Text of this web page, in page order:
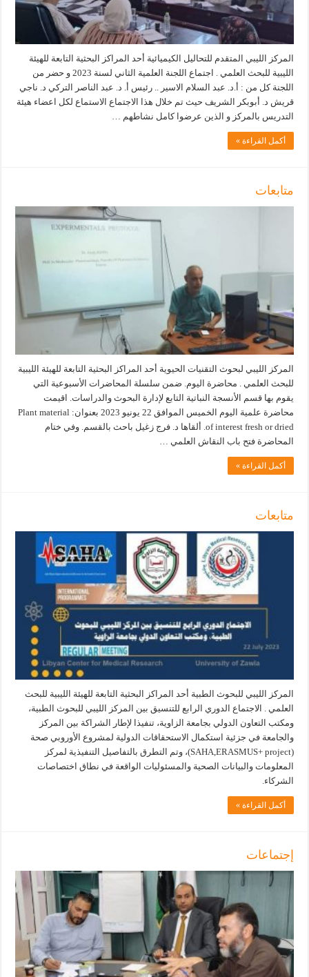
المركز الليبي المتقدم للتحاليل الكيميائية أحد المراكز البحثية التابعة للهيئة
الليبية للبحث العلمي . اجتماع اللجنة العلمية الثاني لسنة 2023 و حضر من
اللجنة كل من : أ.د. عبد السلام الاسير .. رئيس أ. د. عبد الناصر التركي د. ناجي
قريش د. أبوبكر الشريف حيث تم خلال هذا الاجتماع الاستماع لكل اعضاء هيئة
التدريس بالمركز و الذين عرضوا كامل نشاطهم …
أكمل القراءة »
متابعات
المركز الليبي لبحوث التقنيات الحيوية أحد المراكز البحثية التابعة للهيئة الليبية
للبحث العلمي . محاضرة اليوم. ضمن سلسلة المحاضرات الأسبوعية التي
يقوم بها قسم الأنسجة النباتية التابع لإدارة البحوث والدراسات. اقيمت
محاضرة علمية اليوم الخميس الموافق 22 يونيو 2023 بعنوان: Plant material
of interest fresh or dried. ألقاها د. فرج زغيل باحث بالقسم. وفي ختام
المحاضرة فتح باب النقاش العلمي …
أكمل القراءة »
متابعات
المركز الليبي للبحوث الطبية أحد المراكز البحثية التابعة للهيئة الليبية للبحث
العلمي . الاجتماع الدوري الرابع للتنسيق بين المركز الليبي للبحوث الطبية،
ومكتب التعاون الدولي بجامعة الزاوية، تنفيذا لإطار الشراكة بين المركز
والجامعة في جزئية استكمال الاستحقاقات الدولية لمشروع الأوروبي صحة
(SAHA,ERASMUS+ project)، وتم التطرق بالتفاصيل التنفيذية لمركز
المعلومات والبيانات الصحية والمسئوليات الواقعة في نطاق اختصاصات
الشركاء.
أكمل القراءة »
إجتماعات